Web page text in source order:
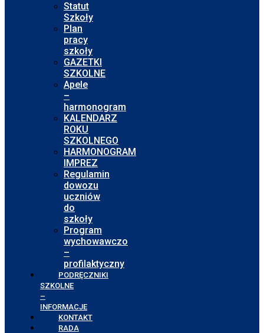
Statut
Szkoły
Plan
pracy
szkoły
GAZETKI
SZKOLNE
Apele
–
harmonogram
KALENDARZ
ROKU
SZKOLNEGO
HARMONOGRAM
IMPREZ
Regulamin
dowozu
uczniów
do
szkoły
Program
wychowawczo
–
profilaktyczny
PODRĘCZNIKI
SZKOLNE
–
INFORMACJE
KONTAKT
RADA